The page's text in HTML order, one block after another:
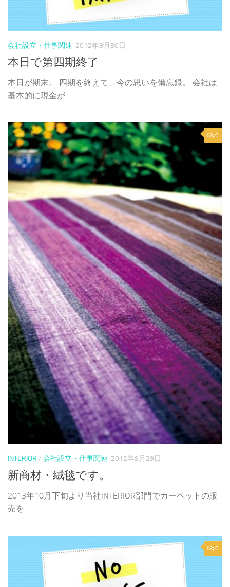
会社設立・仕事関連 2012年9月30日
本日で第四期終了
本日が期末。 四期を終えて、今の思いを備忘録。 会社は
基本的に現金が...
0
INTERIOR / 会社設立・仕事関連 2012年9月29日
新商材・絨毯です。
2013年10月下旬より当社INTERIOR部門でカーペットの販
売を...
0